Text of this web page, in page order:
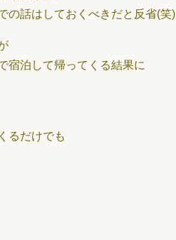
の話はしておくべきだと反省(笑)
宿泊して帰ってくる結果に
るだけでも